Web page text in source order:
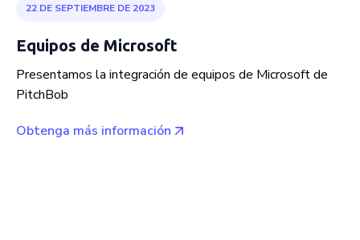
22 DE SEPTIEMBRE DE 2023
Equipos de Microsoft
Presentamos la integración de equipos de Microsoft de
PitchBob
Obtenga más información